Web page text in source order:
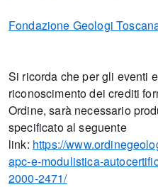
Fondazione Geologi
Si ricorda che per gli eventi
riconoscimento dei crediti
Ordine, sarà necessario
specificato al seguente
link: https://
apc-e-modulistica-
2000-2471/